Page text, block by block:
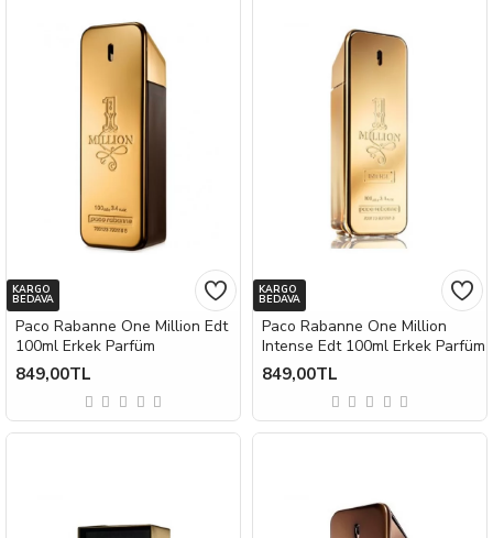
KARGO
BEDAVA
Paco Rabanne One Million Edt
100ml Erkek Parfüm
849,00TL
KARGO
BEDAVA
Paco Rabanne One Million
Intense Edt 100ml Erkek Parfüm
849,00TL